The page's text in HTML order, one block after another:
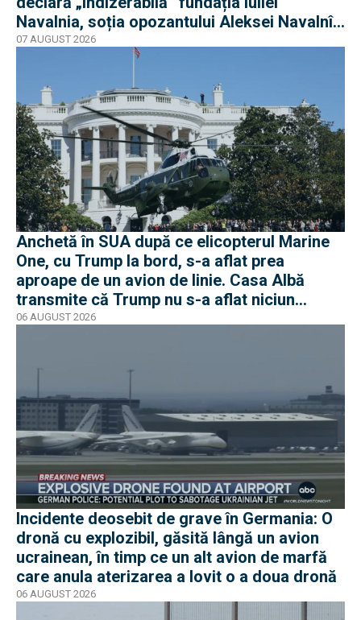
Navalnia, soția opozantului Aleksei Navalnîi,
ucis în închisorile siberiene
07 AUGUST 2026
Anchetă în SUA după ce elicopterul Marine
One, cu Trump la bord, s-a aflat prea
aproape de un avion de linie. Casa Albă
transmite că Trump nu s-a aflat niciun
moment în pericol
06 AUGUST 2026
Incidente deosebit de grave în Germania: O
dronă cu explozibil, găsită lângă un avion
ucrainean, în timp ce un alt avion de marfă
care anula aterizarea a lovit o a doua dronă
06 AUGUST 2026